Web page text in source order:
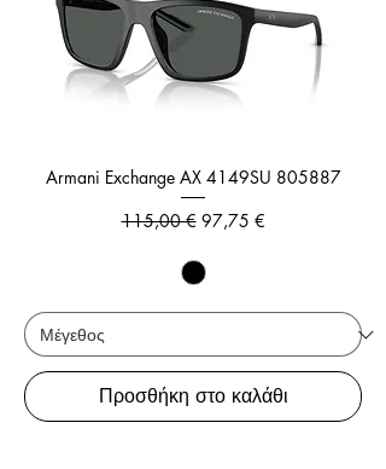
Armani Exchange AX 4149SU 805887
Κανονική τιμή
115,00 € Τιμή Έκπτωσης
97,75 €
Προσθήκη στο καλάθι